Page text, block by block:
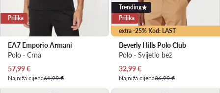
Prilika
EA7 Emporio Armani
Polo · Crna
Trenutna cijena
57,99€
Najniža cijena61,99 €
extra -25% Kod: LAST
Trending
Prilika
Beverly Hills Polo Club
Polo · Svijetlo bež
Trenutna cijena
32,99€
Najniža cijena36,99 €